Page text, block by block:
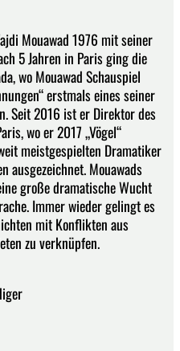
Mouawad 1976 mit seiner
5 Jahren in Paris ging die
wo Mouawad Schauspiel
erstmals eines seiner
Seit 2016 ist er Direktor des
wo er 2017 „Vögel“
meistgespielten Dramatiker
ausgezeichnet. Mouawads
große dramatische Wucht
Immer wieder gelingt es
mit Konflikten aus
zu verknüpfen.